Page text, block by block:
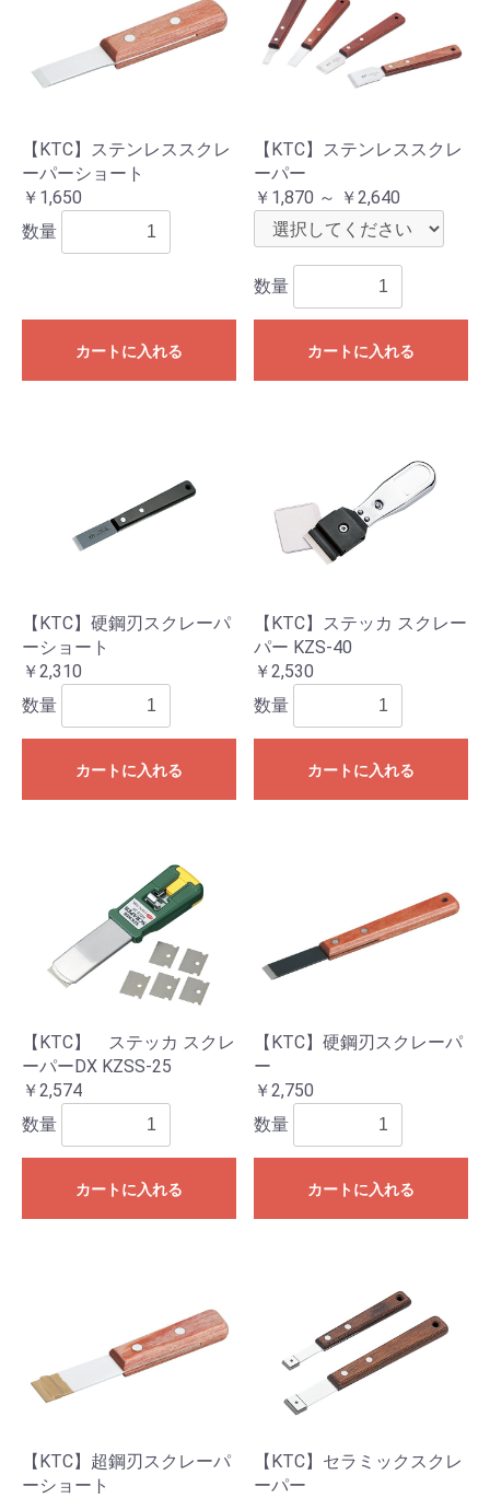
【KTC】ステンレススクレ
ーパーショート
￥1,650
数量
カートに入れる
【KTC】ステンレススクレ
ーパー
￥1,870 ～ ￥2,640
数量
カートに入れる
【KTC】硬鋼刃スクレーパ
ーショート
￥2,310
数量
カートに入れる
【KTC】ステッカ スクレー
パー KZS-40
￥2,530
数量
カートに入れる
【KTC】 ステッカ スクレ
ーパーDX KZSS-25
￥2,574
数量
カートに入れる
【KTC】硬鋼刃スクレーパ
ー
￥2,750
数量
カートに入れる
【KTC】超鋼刃スクレーパ
ーショート
【KTC】セラミックスクレ
ーパー